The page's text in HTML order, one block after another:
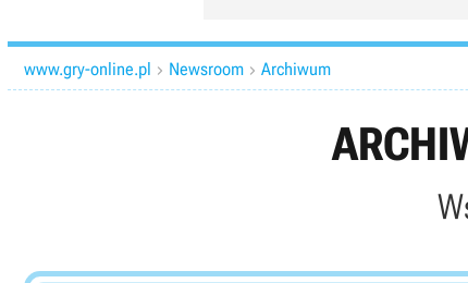
www.gry-online.pl  Newsroom  Archiwum